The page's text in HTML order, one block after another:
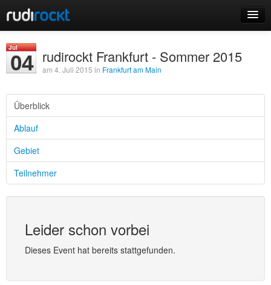
Events
Login
Registrieren
Jul
04 rudirockt Frankfurt - Sommer 2015
am 4. Juli 2015 in Frankfurt am Main
Überblick
Ablauf
Gebiet
Teilnehmer
Leider schon vorbei
Dieses Event hat bereits stattgefunden.